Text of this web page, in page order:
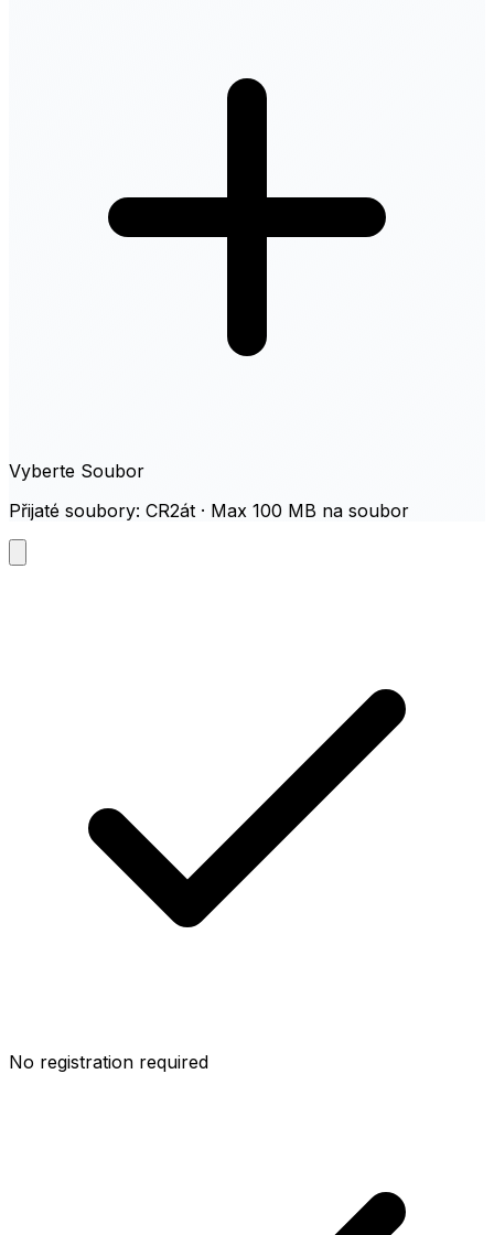
Vyberte Soubor
Přijaté soubory: CR2át · Max 100 MB na soubor
No registration required